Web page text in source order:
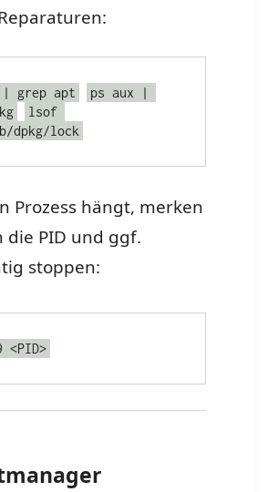
| grep apt
ps aux |
lsof
dpkg/lock
Prozess hängt, merken
die PID und ggf.
stoppen: